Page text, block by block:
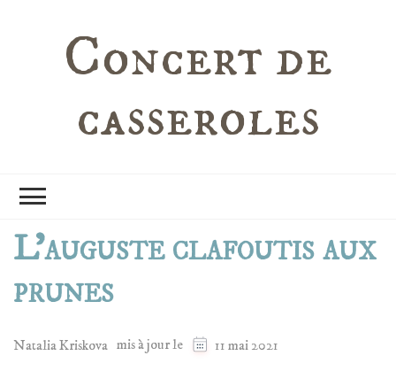
Concert de
casseroles
L’auguste clafoutis aux
prunes
Natalia Kriskova mis à jour le 11 mai 2021